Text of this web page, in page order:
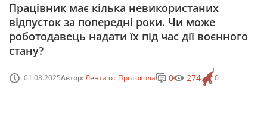
Працівник має кілька невикористаних
відпусток за попередні роки. Чи може
роботодавець надати їх під час дії воєнного
стану?
01.08.2025Автор:Лента от Протокола 0
0 274